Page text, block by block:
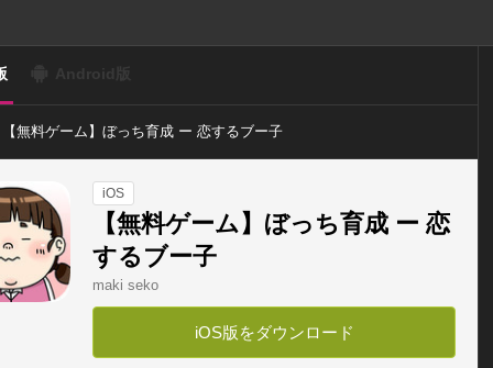
【無料ゲーム】ぼっち育成 ー 恋するブー子
iOS
【無料ゲーム】ぼっち育成 ー 恋
するブー子
maki seko
iOS版をダウンロード